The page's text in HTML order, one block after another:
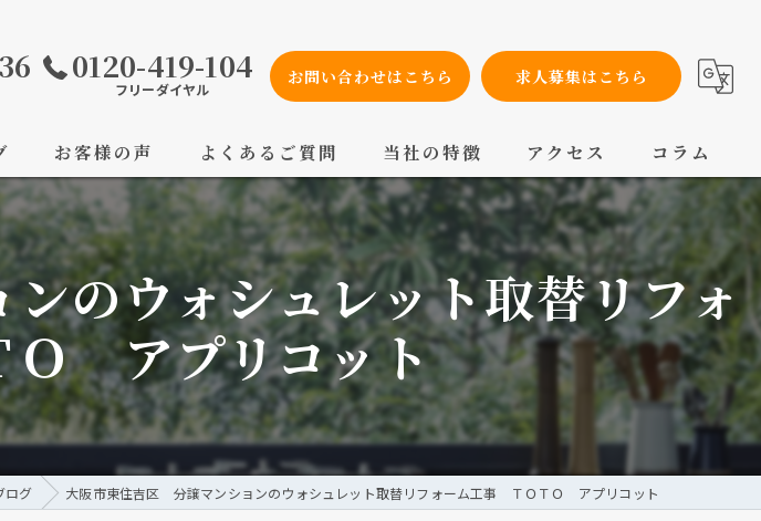
0120-419-104
フリーダイヤル
お問い合わせはこちら 求人募集はこちら
お客様の声 よくあるご質問 当社の特徴
設備工事
内装工事
メンテナンス
配管工事
交換
アクセス コラム
のウォシュレット取替リフォ
アプリコット
ログ 大阪市東住吉区 分譲マンションのウォシュレット取替リフォーム工事 ＴＯＴＯ アプリコット